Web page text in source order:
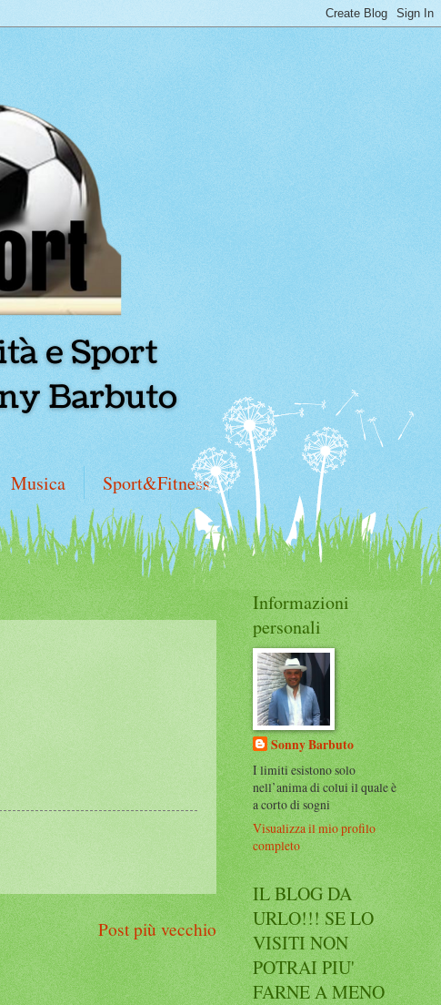
Musica Sport&Fitness
Post più vecchio
Informazioni
personali
Sonny Barbuto
I limiti esistono solo
nell’anima di colui il quale è
a corto di sogni
Visualizza il mio profilo
completo
IL BLOG DA
URLO!!! SE LO
VISITI NON
POTRAI PIU'
FARNE A MENO